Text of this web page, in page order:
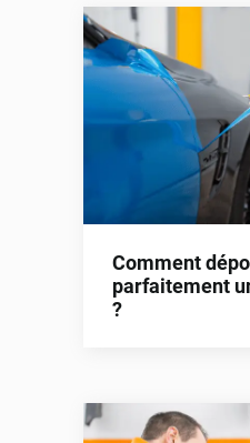
Comment
parfaitement
?